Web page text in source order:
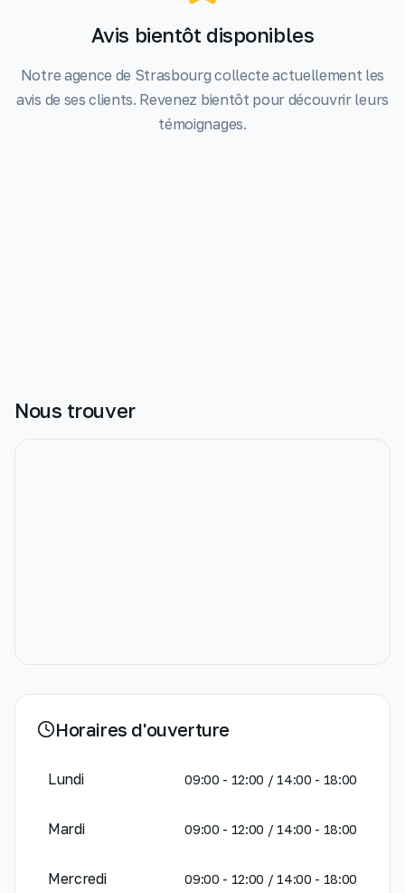
Avis bientôt disponibles
Notre agence de Strasbourg collecte actuellement les
avis de ses clients. Revenez bientôt pour découvrir leurs
témoignages.
Nous trouver
Horaires d'ouverture
Lundi 09:00 - 12:00 / 14:00 - 18:00
Mardi 09:00 - 12:00 / 14:00 - 18:00
Mercredi 09:00 - 12:00 / 14:00 - 18:00